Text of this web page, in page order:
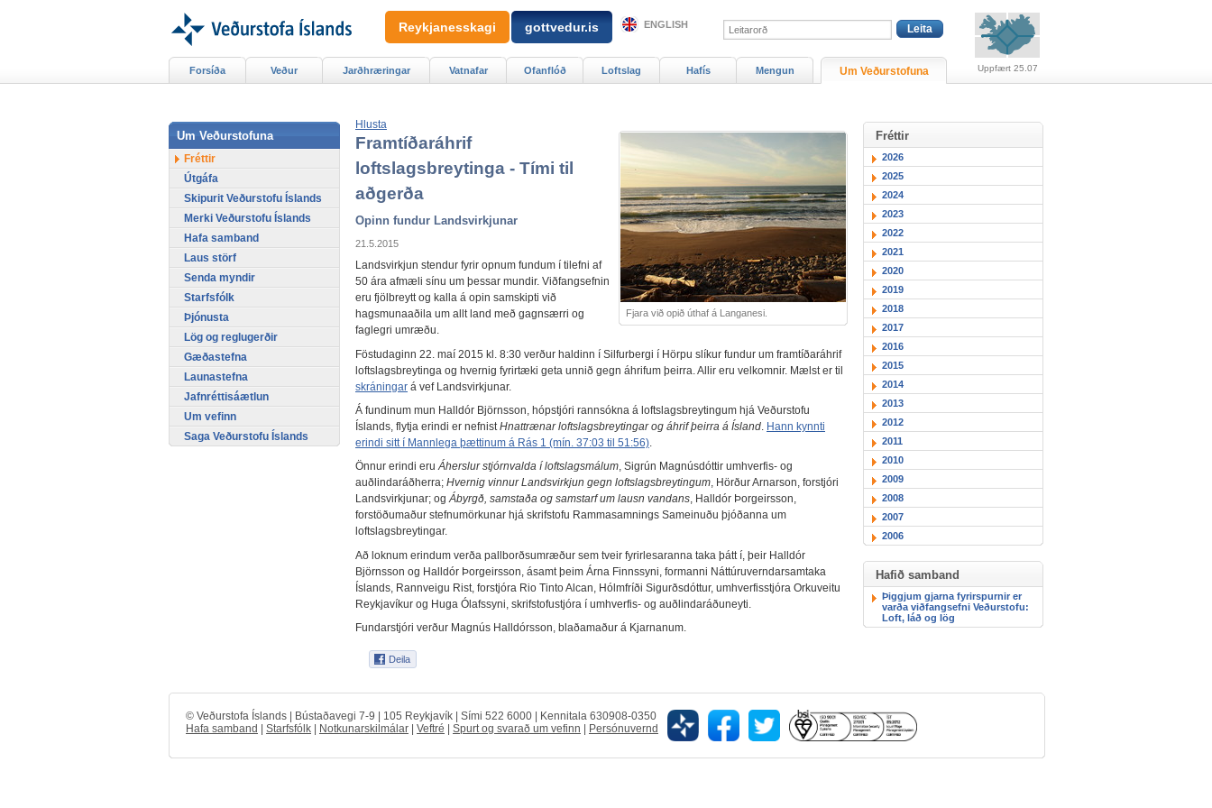
Hlusta
Fjara við opið úthaf á Langanesi.
Framtíðaráhrif
loftslagsbreytinga - Tími til
aðgerða
Opinn fundur Landsvirkjunar
21.5.2015
Landsvirkjun stendur fyrir opnum fundum í tilefni af
50 ára afmæli sínu um þessar mundir. Viðfangsefnin
eru fjölbreytt og kalla á opin samskipti við
hagsmunaaðila um allt land með gagnsærri og
faglegri umræðu.
Föstudaginn 22. maí 2015 kl. 8:30 verður haldinn í Silfurbergi í Hörpu slíkur fundur um framtíðaráhrif
loftslagsbreytinga og hvernig fyrirtæki geta unnið gegn áhrifum þeirra. Allir eru velkomnir. Mælst er til
skráningar á vef Landsvirkjunar.
Á fundinum mun Halldór Björnsson, hópstjóri rannsókna á loftslagsbreytingum hjá Veðurstofu
Íslands, flytja erindi er nefnistHnattrænar loftslagsbreytingar og áhrif þeirra á Ísland. Hann kynnti
erindi sitt í Mannlega þættinum á Rás 1 (mín. 37:03 til 51:56).
Önnur erindi eruÁherslur stjórnvalda í loftslagsmálum, Sigrún Magnúsdóttir umhverfis- og
auðlindaráðherra; Hvernig vinnur Landsvirkjun gegn loftslagsbreytingum, Hörður Arnarson, forstjóri
Landsvirkjunar; ogÁbyrgð, samstaða og samstarf um lausn vandans, Halldór Þorgeirsson,
forstöðumaður stefnumörkunar hjá skrifstofu Rammasamnings Sameinuðu þjóðanna um
loftslagsbreytingar.
Að loknum erindum verða pallborðsumræður sem tveir fyrirlesaranna taka þátt í, þeir Halldór
Björnsson og Halldór Þorgeirsson, ásamt þeim Árna Finnssyni, formanni Náttúruverndarsamtaka
Íslands, Rannveigu Rist, forstjóra Rio Tinto Alcan, Hólmfríði Sigurðsdóttur, umhverfisstjóra Orkuveitu
Reykjavíkur og Huga Ólafssyni, skrifstofustjóra í umhverfis- og auðlindaráðuneyti.
Fundarstjóri verður Magnús Halldórsson, blaðamaður á Kjarnanum.
Fréttir
2026
2025
2024
2023
2022
2021
2020
2019
2018
2017
2016
2015
2014
2013
2012
2011
2010
2009
2008
2007
2006
Hafið samband
Þiggjum gjarna fyrirspurnir er
varða viðfangsefni Veðurstofu:
Loft, láð og lög
Forsíða Veður Jarðhræringar Vatnafar Ofanflóð Loftslag Hafís Mengun Um Veðurstofuna
Um Veðurstofuna
Fréttir
Útgáfa
Skipurit Veðurstofu Íslands
Merki Veðurstofu Íslands
Hafa samband
Laus störf
Senda myndir
Starfsfólk
Þjónusta
Lög og reglugerðir
Gæðastefna
Launastefna
Jafnréttisáætlun
Um vefinn
Saga Veðurstofu Íslands
Uppfært 25.07
Reykjanesskagi gottvedur.is ENGLISH
© Veðurstofa Íslands | Bústaðavegi 7-9 | 105 Reykjavík | Sími 522 6000 | Kennitala 630908-0350
Hafa samband
Starfsfólk Notkunarskilmálar Veftré Spurt og svarað um vefinn Persónuvernd